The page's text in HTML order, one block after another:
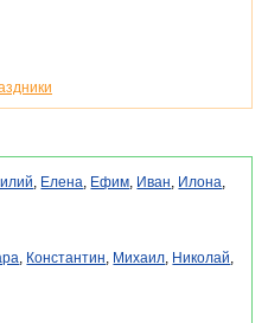
, Елена, Ефим, Иван, Илона,
, Константин, Михаил, Николай,